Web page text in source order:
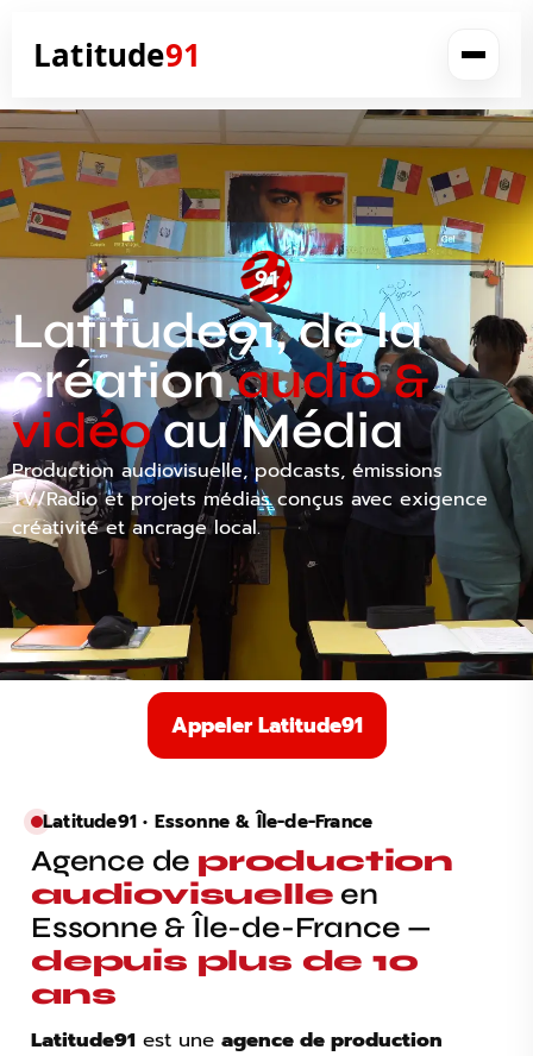
Latitude91
Latitude91, de la
créationaudio &
vidéoau Média
Production audiovisuelle, podcasts, émissions
TV/Radio et projets médias conçus avec exigence
créativité et ancrage local.
Appeler Latitude91
Latitude91 • Essonne & Île-de-France
Agence de production
audiovisuelle en
Essonne & Île-de-France —
depuis plus de 10
ans
Latitude91 est une agence de production